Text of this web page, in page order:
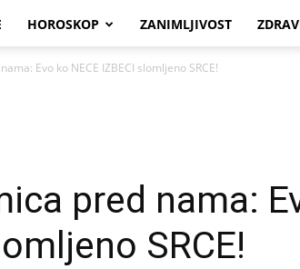
HOROSKOP ZANIMLJIVOST
Evo ko NECE IZBECI slomljeno SRCE!
pred nama:
SRCE!